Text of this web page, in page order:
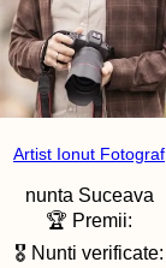
Artist Ionut Fotograf
nunta Suceava
🏆 Premii:
🎖️ Nunti verificate: